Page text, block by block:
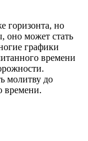
горизонта, но
оно может стать
графики
времени
молитву до
времени.